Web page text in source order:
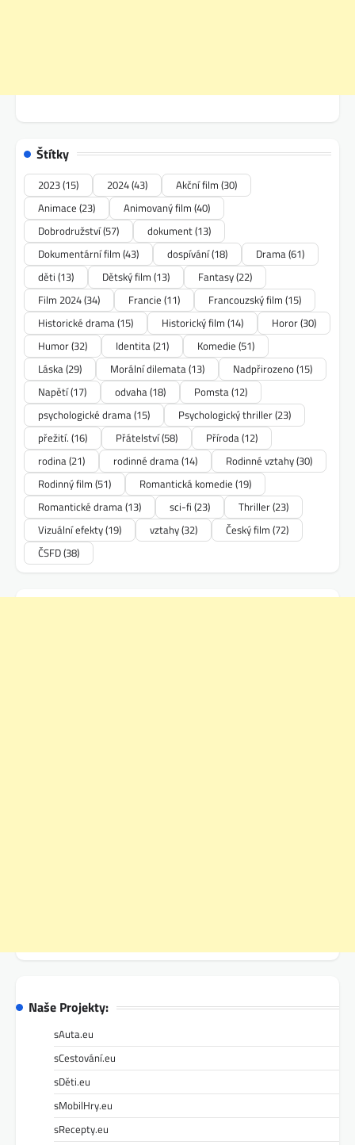
Štítky
2023(15) 2024(43) Akční film (30)
Animace (23) Animovaný film (40)
Dobrodružství(57) dokument(13)
Dokumentární film (43) dospívání(18) Drama(61)
děti (13) Dětský film (13) Fantasy(22)
Film 2024(34) Francie (11) Francouzský film (15)
Historické drama(15) Historický film (14) Horor(30)
Humor(32) Identita(21) Komedie (51)
Láska(29) Morální dilemata(13) Nadpřirozeno(15)
Napětí(17) odvaha(18) Pomsta(12)
psychologické drama(15) Psychologický thriller(23)
přežití. (16) Přátelství(58) Příroda(12)
rodina(21) rodinné drama(14) Rodinné vztahy(30)
Rodinný film (51) Romantická komedie (19)
Romantické drama(13) sci-fi (23) Thriller(23)
Vizuální efekty(19) vztahy(32) Český film (72)
ČSFD(38)
Naše Projekty:
sAuta.eu
sCestování.eu
sDěti.eu
sMobilHry.eu
sRecepty.eu